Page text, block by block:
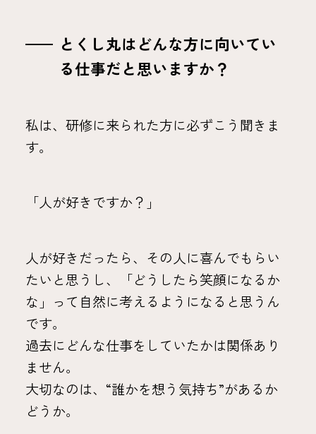
とくし丸はどんな方に向いてい
る仕事だと思いますか？
私は、研修に来られた方に必ずこう聞きま
す。
「人が好きですか？」
人が好きだったら、その人に喜んでもらい
たいと思うし、「どうしたら笑顔になるか
な」って自然に考えるようになると思うん
です。
過去にどんな仕事をしていたかは関係あり
ません。
大切なのは、“誰かを想う気持ち”があるか
どうか。